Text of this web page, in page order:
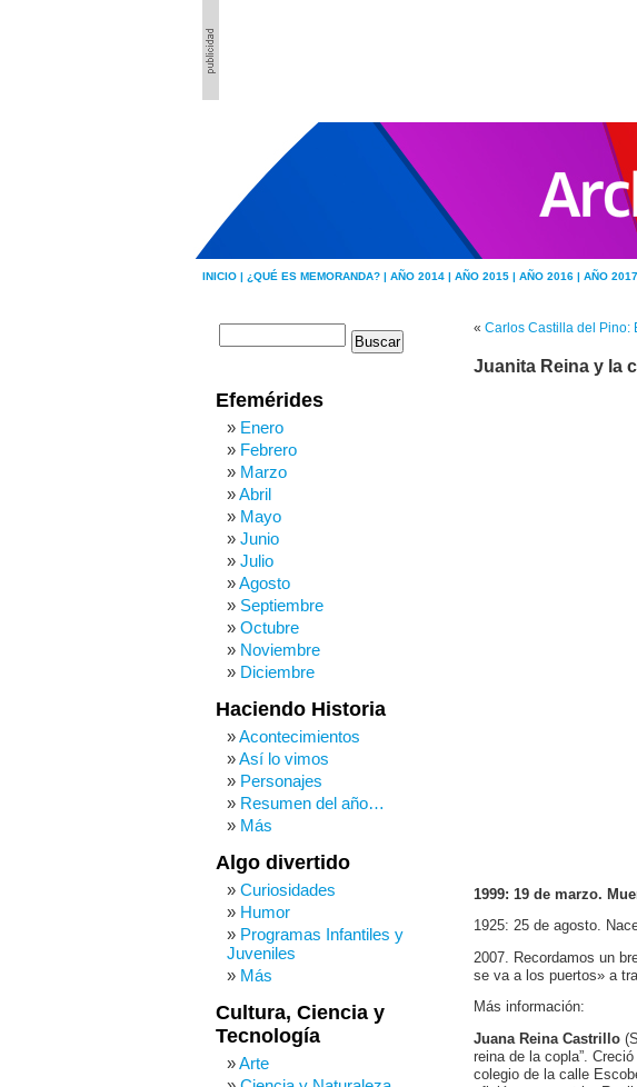
INICIO | ¿QUÉ ES MEMORANDA? | AÑO 2014 | AÑO 2015 | AÑO 2016 | AÑO
« Carlos Castilla del Pino:
Juanita Reina y la
1999: 19 de marzo.
1925: 25 de agosto.
2007. Recordamos un
se va a los puertos» a
Más información:
Juana Reina Castrillo
reina de la copla”.
colegio de la calle
Efemérides
Enero
Febrero
Marzo
Abril
Mayo
Junio
Julio
Agosto
Septiembre
Octubre
Noviembre
Diciembre
Haciendo Historia
Acontecimientos
Así lo vimos
Personajes
Resumen del año…
Más
Algo divertido
Curiosidades
Humor
Programas Infantiles y
Juveniles
Más
Cultura, Ciencia y
Tecnología
Arte